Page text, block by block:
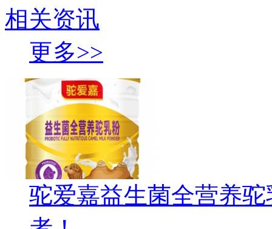
相关资讯
更多>>
驼爱嘉益生菌全营养